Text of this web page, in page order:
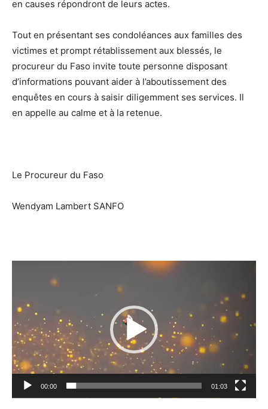
en causes répondront de leurs actes.
Tout en présentant ses condoléances aux familles des
victimes et prompt rétablissement aux blessés, le
procureur du Faso invite toute personne disposant
d’informations pouvant aider à l’aboutissement des
enquêtes en cours à saisir diligemment ses services. Il
en appelle au calme et à la retenue.
Le Procureur du Faso
Wendyam Lambert SANFO
Lecteur
00:00 01:03